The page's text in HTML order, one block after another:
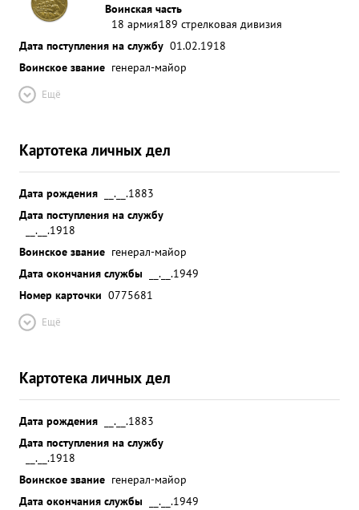
Воинская часть
18 армия189 стрелковая дивизия
Дата поступления на службу 01.02.1918
Воинское звание генерал-майор
Ещё
Картотека личных дел
Дата рождения
__.__.1883
Дата поступления на службу
__.__.1918
Воинское звание генерал-майор
Дата окончания службы
__.__.1949
Номер карточки 0775681
Ещё
Картотека личных дел
Дата рождения
__.__.1883
Дата поступления на службу
__.__.1918
Воинское звание генерал-майор
Дата окончания службы
__.__.1949